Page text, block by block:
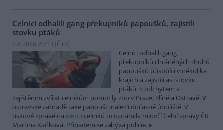
Celníci odhalili gang překupníků papoušků, zajistili
stovku ptáků
5.8.2026 20:13 (ČTK)
Celníci odhalili gang
překupníků chráněných druhů
papoušků působící v několika
krajích a zajistili asi stovku
ptáků. S odchytem a
zajištěním zvířat celníkům pomohly zoo v Praze, Zlíně a Ostravě. V
ostravské zahradě také papoušci nalezli dočasné útočiště. V
tiskové zprávě na webu celníků to oznámila mluvčí Celní správy ČR
Martina Kaňková. Případem se zabývá policie.